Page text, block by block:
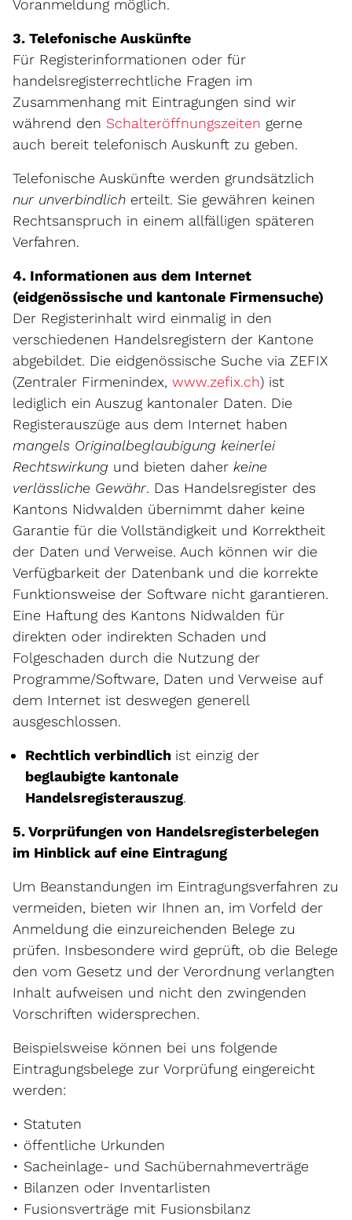
Voranmeldung möglich.
3. Telefonische Auskünfte
Für Registerinformationen oder für
handelsregisterrechtliche Fragen im
Zusammenhang mit Eintragungen sind wir
während den Schalteröffnungszeiten gerne
auch bereit telefonisch Auskunft zu geben.
Telefonische Auskünfte werden grundsätzlich
nur unverbindlich erteilt. Sie gewähren keinen
Rechtsanspruch in einem allfälligen späteren
Verfahren.
4. Informationen aus dem Internet
(eidgenössische und kantonale Firmensuche)
Der Registerinhalt wird einmalig in den
verschiedenen Handelsregistern der Kantone
abgebildet. Die eidgenössische Suche via ZEFIX
(Zentraler Firmenindex, www.zefix.chExterner
) ist
lediglich ein Auszug kantonaler Daten. Die
Registerauszüge aus dem Internet haben
mangels Originalbeglaubigung keinerlei
Rechtswirkung und bieten daher keine
verlässliche Gewähr. Das Handelsregister des
Kantons Nidwalden übernimmt daher keine
Garantie für die Vollständigkeit und Korrektheit
der Daten und Verweise. Auch können wir die
Verfügbarkeit der Datenbank und die korrekte
Funktionsweise der Software nicht garantieren.
Eine Haftung des Kantons Nidwalden für
direkten oder indirekten Schaden und
Folgeschaden durch die Nutzung der
Programme/Software, Daten und Verweise auf
dem Internet ist deswegen generell
ausgeschlossen.
Rechtlich verbindlich ist einzig der
beglaubigte kantonale
Handelsregisterauszug.
5. Vorprüfungen von Handelsregisterbelegen
im Hinblick auf eine Eintragung
Um Beanstandungen im Eintragungsverfahren zu
vermeiden, bieten wir Ihnen an, im Vorfeld der
Anmeldung die einzureichenden Belege zu
prüfen. Insbesondere wird geprüft, ob die Belege
den vom Gesetz und der Verordnung verlangten
Inhalt aufweisen und nicht den zwingenden
Vorschriften widersprechen.
Beispielsweise können bei uns folgende
Eintragungsbelege zur Vorprüfung eingereicht
werden:
• Statuten
• öffentliche Urkunden
• Sacheinlage- und Sachübernahmeverträge
• Bilanzen oder Inventarlisten
• Fusionsverträge mit Fusionsbilanz